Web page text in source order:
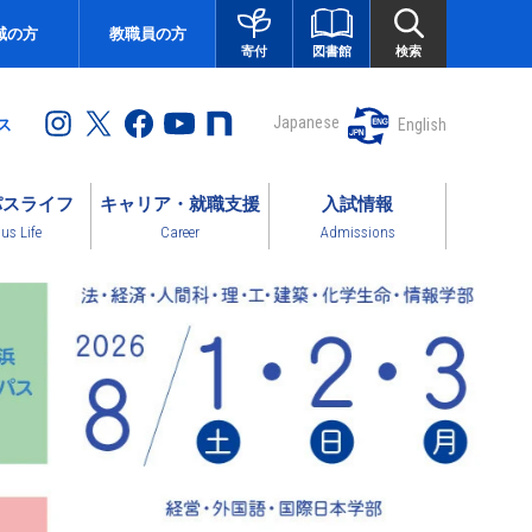
の方 教職員の方
寄付 図書館 検索
Japanese English
ライフ
Life
キャリア・就職支援
Career
入試情報
Admissions